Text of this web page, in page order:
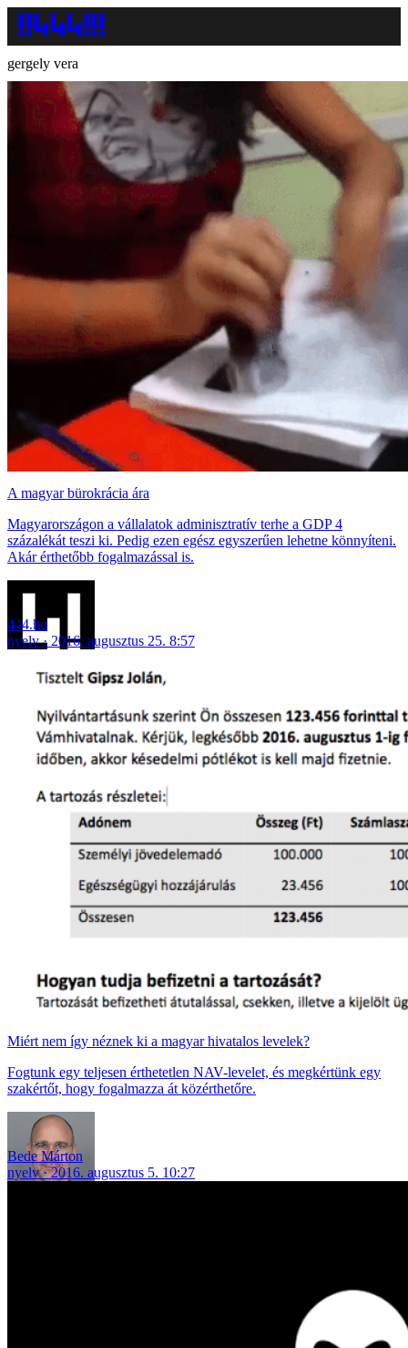
gergely vera
A magyar bürokrácia ára
Magyarországon a vállalatok adminisztratív terhe a GDP 4
százalékát teszi ki. Pedig ezen egész egyszerűen lehetne könnyíteni.
Akár érthetőbb fogalmazással is.
444.hu
nyelv
2016. augusztus 25. 8:57
Miért nem így néznek ki a magyar hivatalos levelek?
Fogtunk egy teljesen érthetetlen NAV-levelet, és megkértünk egy
szakértőt, hogy fogalmazza át közérthetőre.
Bede Márton
nyelv
2016. augusztus 5. 10:27